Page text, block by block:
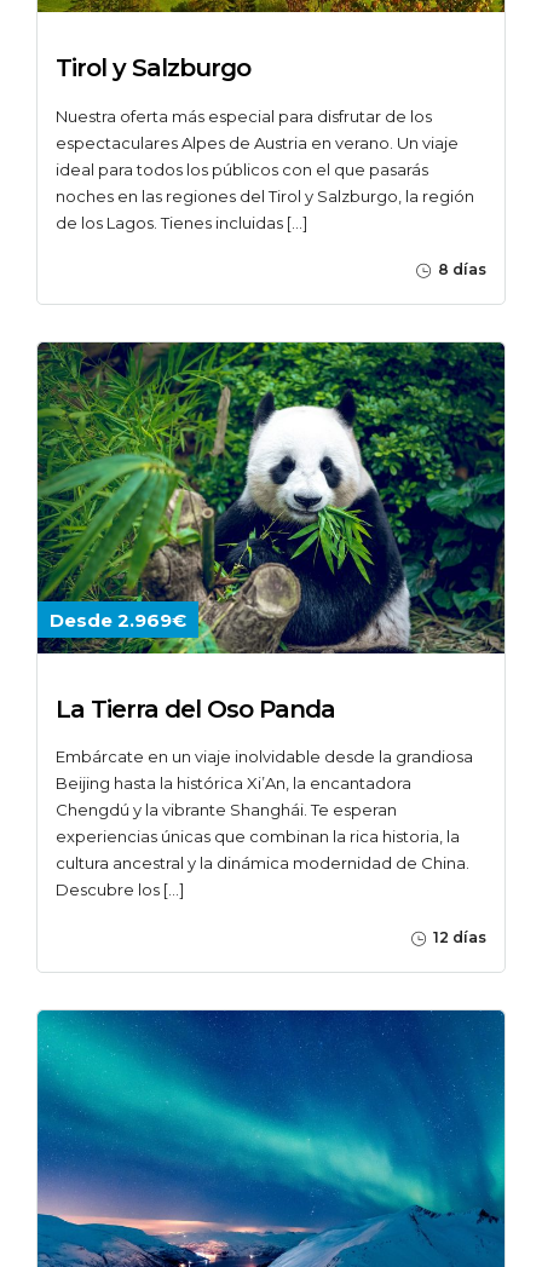
Tirol y Salzburgo
Nuestra oferta más especial para disfrutar de los
espectaculares Alpes de Austria en verano. Un viaje
ideal para todos los públicos con el que pasarás
noches en las regiones del Tirol y Salzburgo, la región
de los Lagos. Tienes incluidas […]
8 días
Desde 2.969€
La Tierra del Oso Panda
Embárcate en un viaje inolvidable desde la grandiosa
Beijing hasta la histórica Xi’An, la encantadora
Chengdú y la vibrante Shanghái. Te esperan
experiencias únicas que combinan la rica historia, la
cultura ancestral y la dinámica modernidad de China.
Descubre los […]
12 días